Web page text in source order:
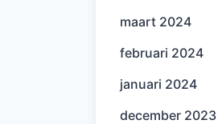
maart 2024
februari 2024
januari 2024
december 2023